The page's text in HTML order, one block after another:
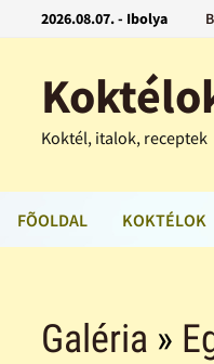
2026.08.07. - Ibolya
Koktél, italok, receptek
FÕOLDAL KOKTÉLOK
Galéria »